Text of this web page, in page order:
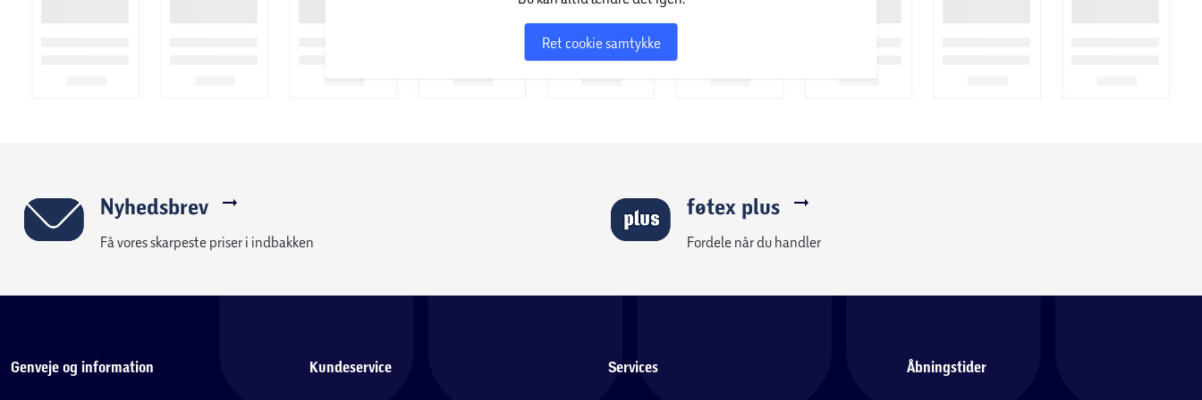
Ret cookie samtykke
Nyhedsbrev
Få vores skarpeste priser i indbakken
føtex plus
Fordele når du handler
Genveje og information Kundeservice Services Åbningstider